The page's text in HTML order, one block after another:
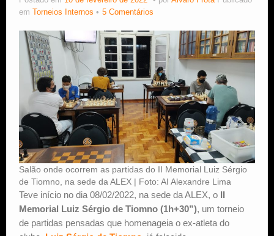
em
Torneios Internos 5 Comentários
Salão onde ocorrem as partidas do II Memorial Luiz Sérgio
de Tiomno, na sede da ALEX | Foto: AI Alexandre Lima
Teve início no dia 08/02/2022, na sede da ALEX, o II
Memorial Luiz Sérgio de Tiomno (1h+30”), um torneio
de partidas pensadas que homenageia o ex-atleta do